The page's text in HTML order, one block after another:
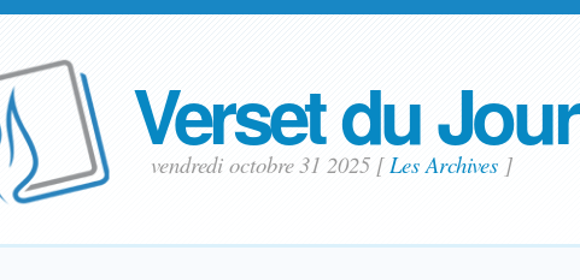
Verset du Jour
vendredi octobre 31 2025 [Les Archives ]